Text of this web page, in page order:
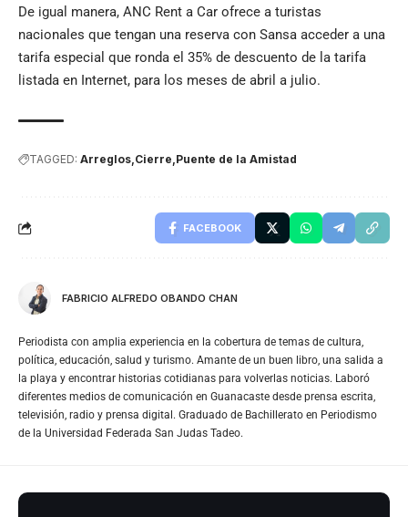
De igual manera, ANC Rent a Car ofrece a turistas
nacionales que tengan una reserva con Sansa acceder a una
tarifa especial que ronda el 35% de descuento de la tarifa
listada en Internet, para los meses de abril a julio.
TAGGED: Arreglos Cierre Puente de la Amistad
FACEBOOK
FABRICIO ALFREDO OBANDO CHAN
Periodista con amplia experiencia en la cobertura de temas de cultura,
política, educación, salud y turismo. Amante de un buen libro, una salida a
la playa y encontrar historias cotidianas para volverlas noticias. Laboró
diferentes medios de comunicación en Guanacaste desde prensa escrita,
televisión, radio y prensa digital. Graduado de Bachillerato en Periodismo
de la Universidad Federada San Judas Tadeo.